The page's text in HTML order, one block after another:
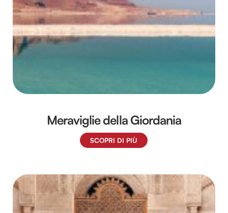
Utilizziamo i cookie per personalizzare contenuti ed
annunci, per fornire funzionalità dei social media e per
analizzare il nostro traffico. Condividiamo inoltre
informazioni sul modo in cui utilizzi il nostro sito con i
con altre informazioni che hai fornito loro o che hanno
Meraviglie della Giordania
SCOPRI DI PIÙ